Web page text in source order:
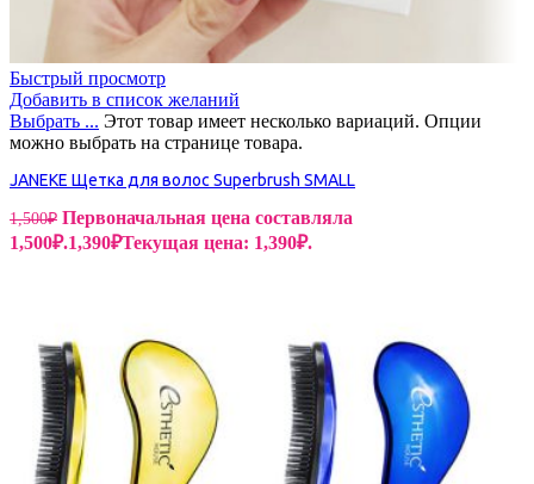
Быстрый просмотр
Добавить в список желаний
Выбрать ... Этот товар имеет несколько вариаций. Опции
можно выбрать на странице товара.
JANEKE Щетка для волос Superbrush SMALL
1,500₽ Первоначальная цена составляла
1,500₽.1,390₽Текущая цена: 1,390₽.